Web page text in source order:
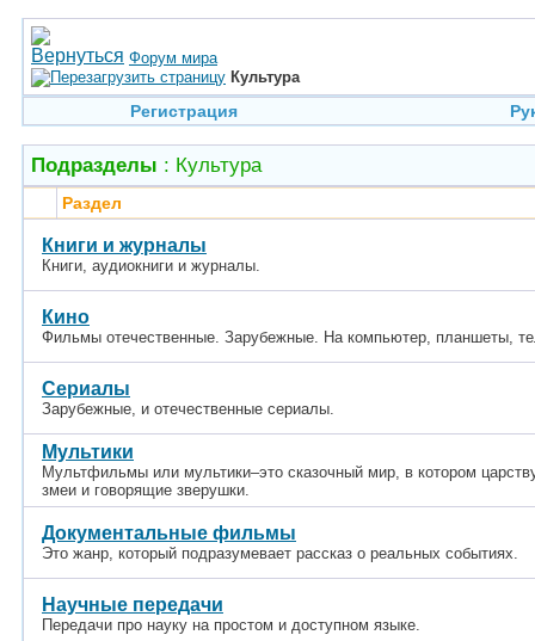
Форум мира
Культура
Регистрация
Подразделы : Культура
Раздел
Книги и журналы
Книги, аудиокниги и журналы.
Кино
Фильмы отечественные. Зарубежные. На компьютер, планшеты,
Сериалы
Зарубежные, и отечественные сериалы.
Мультики
Мультфильмы или мультики–это сказочный мир, в котором
змеи и говорящие зверушки.
Документальные фильмы
Это жанр, который подразумевает рассказ о реальных событиях.
Научные передачи
Передачи про науку на простом и доступном языке.